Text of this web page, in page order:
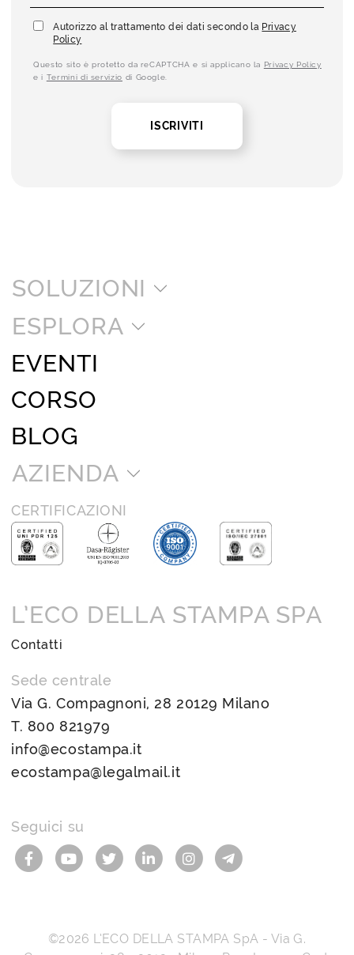
Autorizzo al trattamento dei dati secondo la Privacy
Policy
Questo sito è protetto da reCAPTCHA e si applicano la Privacy Policy
e i Termini di servizio di Google.
ISCRIVITI
SOLUZIONI
ESPLORA
EVENTI
CORSO
BLOG
AZIENDA
CERTIFICAZIONI
L’ECO DELLA STAMPA SPA
Contatti
Sede centrale
Via G. Compagnoni, 28 20129 Milano
T. 800 821979
info@ecostampa.it
ecostampa@legalmail.it
Seguici su
©2026 L’ECO DELLA STAMPA SpA - Via G.